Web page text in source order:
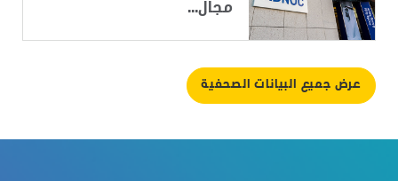
مجال...
عرض جميع البيانات الصحفية